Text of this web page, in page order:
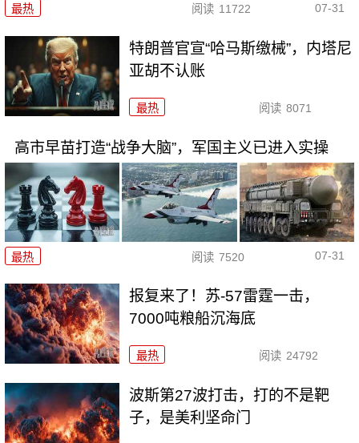
最热 阅读 11722 07-31
特朗普官宣“哈马斯缴械”，内塔尼
亚胡不认账
最热 阅读 8071
高市早苗打造“战争大脑”，军国主义已进入实操
最热 阅读 7520 07-31
报复来了！苏-57雷霆一击，
7000吨粮船沉海底
最热 阅读 24792
波斯第27波打击，打的不是靶
子，是美利坚命门